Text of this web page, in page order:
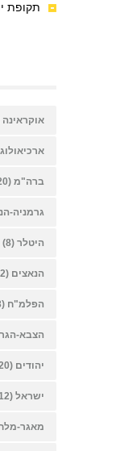
תקופת
אוקראינה
ברה"מ (20)
גרמניה-
היטלר (8)
הנאצים (12)
הפלמ"ח (13)
הצבא-
יהודים (20)
ישראל (12)
מאגר-